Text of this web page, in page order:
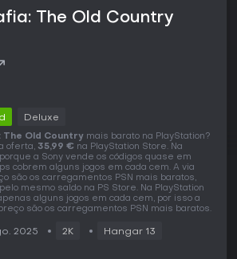
The Old Country
Deluxe
The Old Country mais barato na PlayStation?
oferta, 35,99 € na PlayStation Store. Na
a Sony vende os códigos quase em
cobrem alguns jogos em cada cem. A via
são os carregamentos PSN mais baratos,
mesmo saldo na PS Store. Na PlayStation
alguns jogos em cada cem, por isso a
são os carregamentos PSN mais baratos.
2025 2K Hangar 13